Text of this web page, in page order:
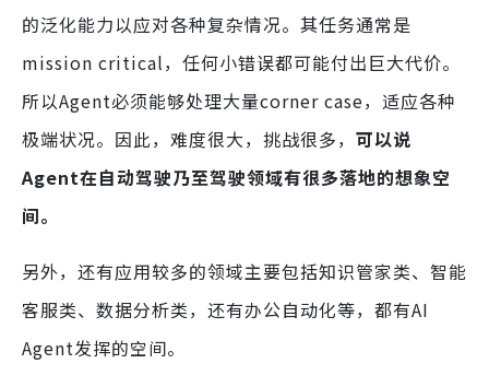
的泛化能力以应对各种复杂情况。其任务通常是
mission critical，任何小错误都可能付出巨大代价。
所以Agent必须能够处理大量corner case，适应各种
极端状况。因此，难度很大，挑战很多， 可以说
Agent在自动驾驶乃至驾驶领域有很多落地的想象空
间。
另外，还有应用较多的领域主要包括知识管家类、智能
客服类、数据分析类，还有办公自动化等，都有AI
Agent发挥的空间。